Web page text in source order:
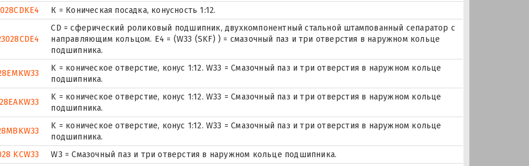
К = Коническая посадка, конусность 1:12.
CD = сферический роликовый подшипник, двухкомпонентный стальной штампованный сепаратор с
направляющим кольцом. E4 = (W33 (SKF) ) = смазочный паз и три отверстия в наружном кольце
подшипника.
K = коническое отверстие, конус 1:12. W33 = Смазочный паз и три отверстия в наружном кольце
подшипника.
K = коническое отверстие, конус 1:12. W33 = Смазочный паз и три отверстия в наружном кольце
подшипника.
K = коническое отверстие, конус 1:12. W33 = Смазочный паз и три отверстия в наружном кольце
подшипника.
KCW33
W3 = Смазочный паз и три отверстия в наружном кольце подшипника.